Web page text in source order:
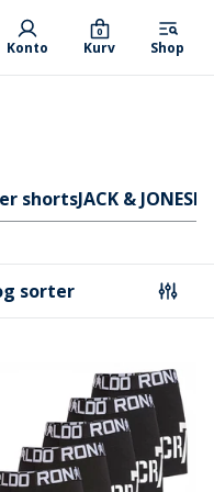
Konto Kurv
0
Shop
shortsJACK & JONES
sorter